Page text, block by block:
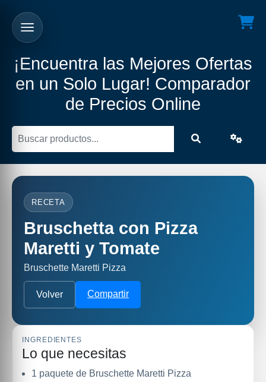
¡Encuentra las Mejores Ofertas
en un Solo Lugar! Comparador
de Precios Online
RECETA
Bruschetta con Pizza
Maretti y Tomate
Bruschette Maretti Pizza
Volver Compartir
INGREDIENTES
Lo que necesitas
1 paquete de Bruschette Maretti Pizza